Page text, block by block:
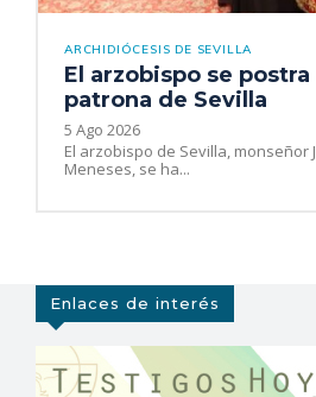
ARCHIDIÓCESIS DE SEVILLA
El arzobispo se postra
patrona de Sevilla
5 Ago 2026
El arzobispo de Sevilla, monseñor
Meneses, se ha...
Enlaces de interés